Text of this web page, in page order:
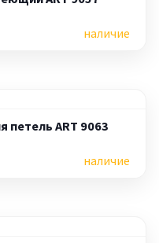
наличие
петель ART 9063
наличие